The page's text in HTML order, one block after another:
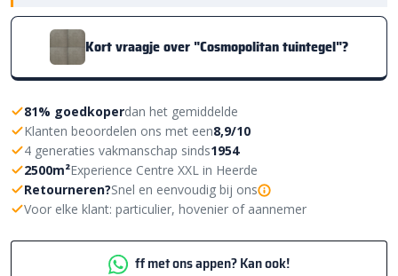
Kort vraagje over "Cosmopolitan tuintegel"?
81% goedkoperdan het gemiddelde
Klanten beoordelen ons met een8,9/10
4 generaties vakmanschap sinds1954
2500m²Experience Centre XXL in Heerde
Retourneren?Snel en eenvoudig bij ons
Voor elke klant: particulier, hovenier of aannemer
ff met ons appen? Kan ook!